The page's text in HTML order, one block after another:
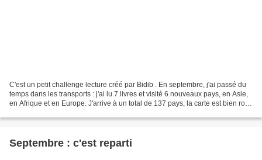
C'est un petit challenge lecture créé par Bidib . En septembre, j'ai passé du
temps dans les transports : j'ai lu 7 livres et visité 6 nouveaux pays, en Asie,
en Afrique et en Europe. J'arrive à un total de 137 pays, la carte est bien rose
Septembre : c'est reparti